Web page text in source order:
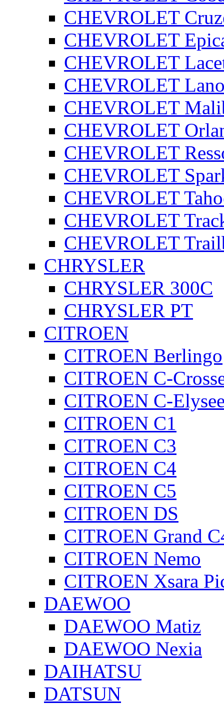
CHEVROLET
CHEVROLET
CHEVROLET
CHEVROLET
CHEVROLET
CHEVROLET
CHEVROLET
CHEVROLET
CHEVROLET
CHEVROLET
CHEVROLET
CHRYSLER
CHRYSLER 300C
CHRYSLER PT
CITROEN
CITROEN Berlingo
CITROEN C-
CITROEN C-
CITROEN C1
CITROEN C3
CITROEN C4
CITROEN C5
CITROEN DS
CITROEN Grand
CITROEN Nemo
CITROEN Xsara
DAEWOO
DAEWOO Matiz
DAEWOO Nexia
DAIHATSU
DATSUN